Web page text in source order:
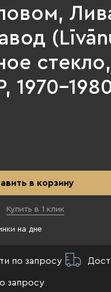
стекло,
1970-
в корзину
Купить в 1 клик
на дне
по запросу
запросу